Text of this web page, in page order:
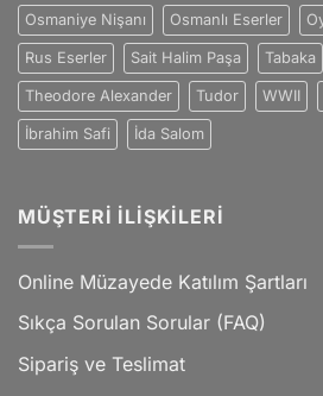
Osmaniye Nişanı Osmanlı Eserler
Rus Eserler Sait Halim Paşa Tabaka
Theodore Alexander Tudor WWII
İbrahim Safi İda Salom
MÜŞTERI İLIŞKILERI
Online Müzayede Katılım Şartları
Sıkça Sorulan Sorular (FAQ)
Sipariş ve Teslimat